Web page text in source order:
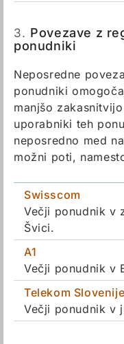
3. Povezave z
ponudniki
Neposredne
ponudniki
manjšo
uporabniki teh
neposredno med
možni poti,
Swisscom
Večji ponudnik v
Švici.
A1
Večji ponudnik v
Telekom Slovenije
Večji ponudnik v